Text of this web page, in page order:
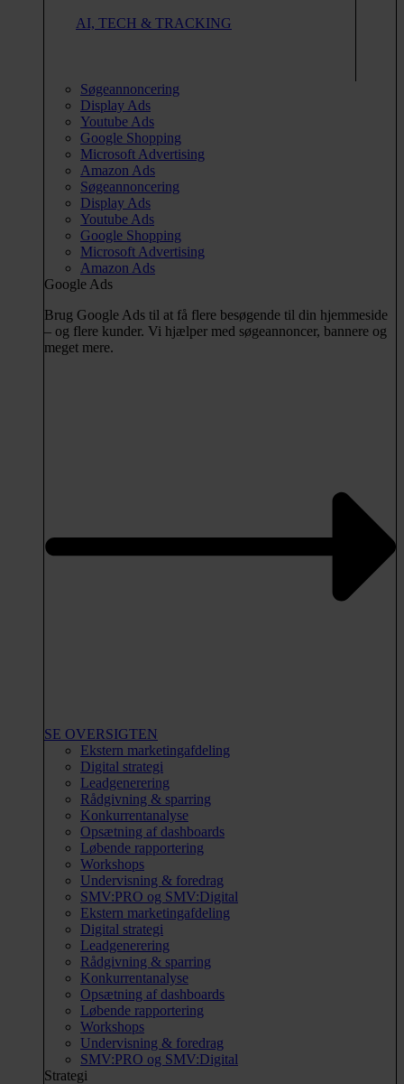
AI, TECH & TRACKING
Søgeannoncering
Display Ads
Youtube Ads
Google Shopping
Microsoft Advertising
Amazon Ads
Søgeannoncering
Display Ads
Youtube Ads
Google Shopping
Microsoft Advertising
Amazon Ads
Google Ads
Brug Google Ads til at få flere besøgende til din hjemmeside
– og flere kunder. Vi hjælper med søgeannoncer, bannere og
meget mere.
SE OVERSIGTEN
Ekstern marketingafdeling
Digital strategi
Leadgenerering
Rådgivning & sparring
Konkurrentanalyse
Opsætning af dashboards
Løbende rapportering
Workshops
Undervisning & foredrag
SMV:PRO og SMV:Digital
Ekstern marketingafdeling
Digital strategi
Leadgenerering
Rådgivning & sparring
Konkurrentanalyse
Opsætning af dashboards
Løbende rapportering
Workshops
Undervisning & foredrag
SMV:PRO og SMV:Digital
Strategi